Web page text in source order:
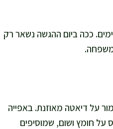
אם אתם רוצים לקצר, אפשר לערבב את רוטב הבאפלוט מראש ולהחזיק במקרר עד 3 ימים. ככה ביום ההגשה נשאר רק
על דיאטה מאוזנת. באפייה
על חומץ ושום, שמוסיפים